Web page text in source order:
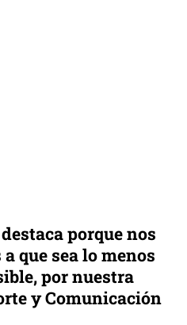
porque nos
que sea lo menos
por nuestra
y Comunicación